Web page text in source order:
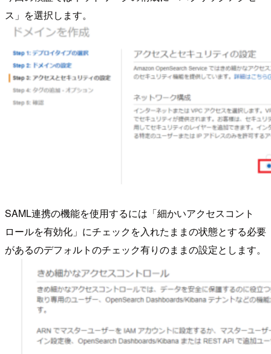
ス」を選択します。
SAML連携の機能を使用するには「細かいアクセスコント
ロールを有効化」にチェックを入れたままの状態とする必要
があるのデフォルトのチェック有りのままの設定とします。